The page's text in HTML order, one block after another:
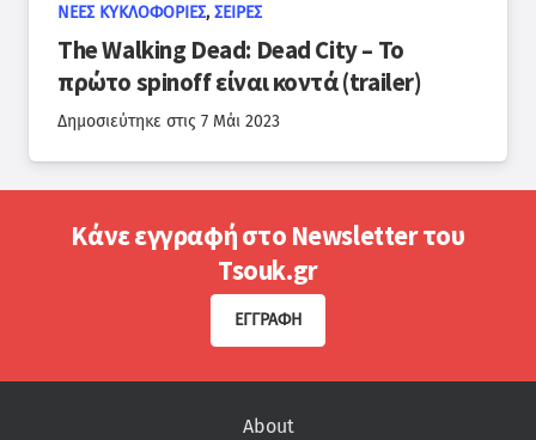
ΝΈΕΣ ΚΥΚΛΟΦΟΡΊΕΣ,ΣΕΙΡΈΣ
The Walking Dead: Dead City – Το
πρώτο spinoff είναι κοντά (trailer)
Δημοσιεύτηκε στις 7 Μάι 2023
Κάνε εγγραφή στο Newsletter του
Tsouk.gr
ΕΓΓΡΑΦΉ
About